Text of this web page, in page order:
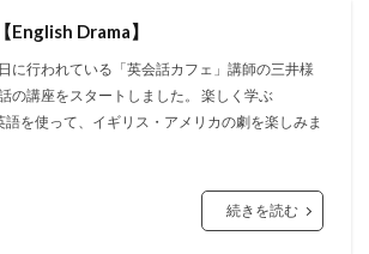
English Drama】
に行われている「英会話カフェ」講師の三井様
の講座をスタートしました。 楽しく学ぶ
語を使って、イギリス・アメリカの劇を楽しみま
続きを読む